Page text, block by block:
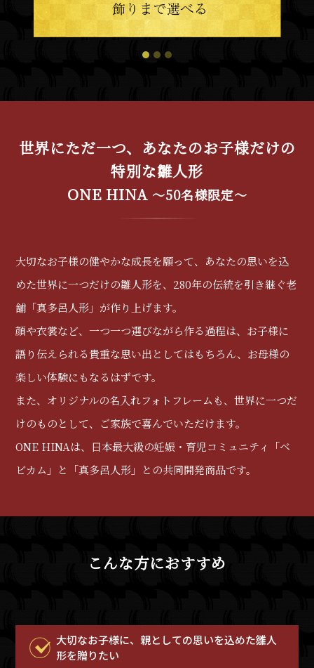
1 2 3
世界にただ一つ、 あなたのお子様だけの
特別な雛人形
ONE HINA 〜50名様限定〜
大切なお子様の健やかな成長を願って、あなたの思いを込
めた世界に一つだけの雛人形を、280年の伝統を引き継ぐ老
舗「真多呂人形」が作り上げます。
顔や衣裳など、一つ一つ選びながら作る過程は、お子様に
語り伝えられる貴重な思い出としてはもちろん、お母様の
楽しい体験にもなるはずです。
また、オリジナルの名入れフォトフレームも、世界に一つだ
けのものとして、ご家族で喜んでいただけます。
ONE HINAは、日本最大級の妊娠・育児コミュニティ「ベ
ビカム」と「真多呂人形」との共同開発商品です。
こんな方におすすめ
大切なお子様に、親としての思いを込めた雛人
形を贈りたい